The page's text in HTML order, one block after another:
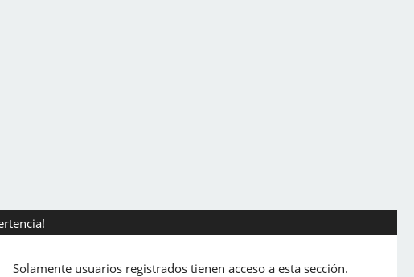
Solamente usuarios registrados tienen acceso a esta sección.